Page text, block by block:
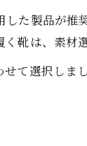
た製品が推
靴は、素材
て選択しま